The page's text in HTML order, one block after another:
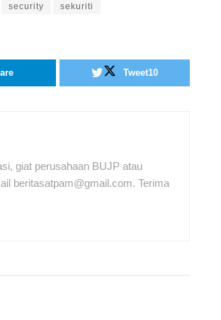
security sekuriti
Tweet10
giat perusahaan BUJP atau
beritasatpam@gmail.com. Terima